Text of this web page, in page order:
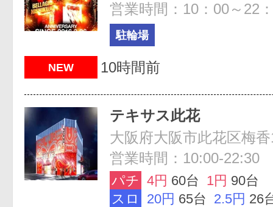
営業時間：10：00～22
駐輪場
NEW 10時間前
テキサス此花
大阪府大阪市此花区梅
営業時間：10:00-22:30
パチ 4円 60台 1円 90台
スロ
20円 65台 2.5円 26